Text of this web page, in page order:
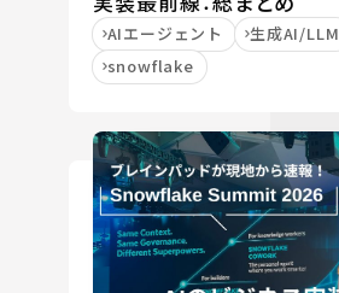
AIエージェント
生成AI/LLM
snowflake